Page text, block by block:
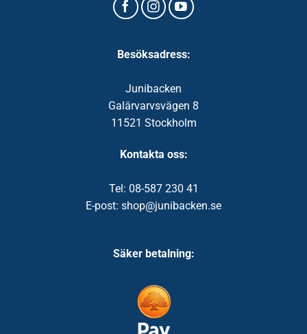
Besöksadress:
Junibacken
Galärvarvsvägen 8
11521 Stockholm
Kontakta oss:
Tel: 08-587 230 41
E-post: shop@junibacken.se
Säker betalning: